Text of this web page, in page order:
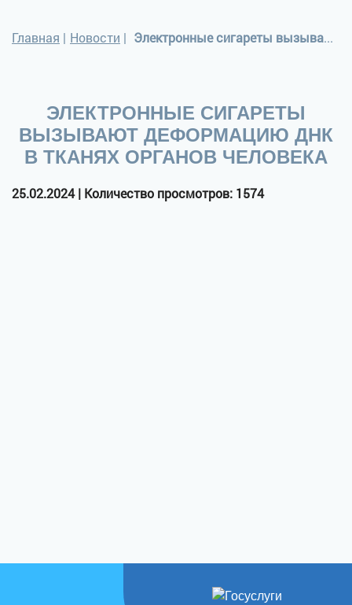
Главная | Новости | Электронные сигареты вызывают деформацию ДНК в тканях органов человека
ЭЛЕКТРОННЫЕ СИГАРЕТЫ
ВЫЗЫВАЮТ ДЕФОРМАЦИЮ ДНК
В ТКАНЯХ ОРГАНОВ ЧЕЛОВЕКА
25.02.2024 | Количество просмотров: 1574